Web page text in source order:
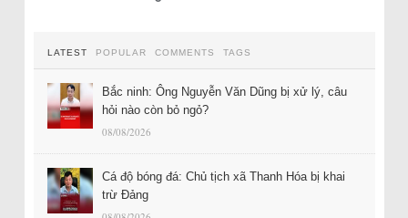
LATEST POPULAR COMMENTS TAGS
Bắc ninh: Ông Nguyễn Văn Dũng bị xử lý, câu
hỏi nào còn bỏ ngỏ?
08/08/2026
Cá độ bóng đá: Chủ tịch xã Thanh Hóa bị khai
trừ Đảng